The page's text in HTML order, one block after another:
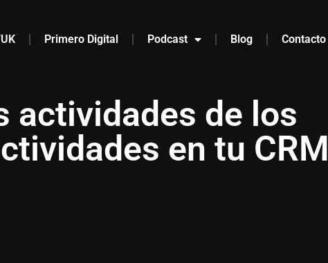
Primero Digital Podcast Blog Contacto
actividades de los
en tu CRM